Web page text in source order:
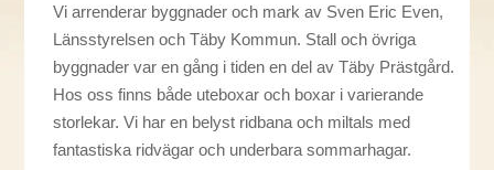
Vi arrenderar byggnader och mark av Sven Eric Even,
Länsstyrelsen och Täby Kommun. Stall och övriga
byggnader var en gång i tiden en del av Täby Prästgård.
Hos oss finns både uteboxar och boxar i varierande
storlekar. Vi har en belyst ridbana och miltals med
fantastiska ridvägar och underbara sommarhagar.